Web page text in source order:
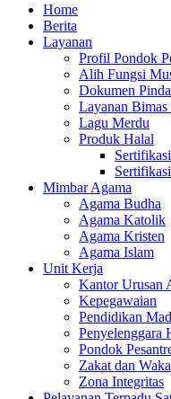
Home
Berita
Layanan
Profil Pondok
Alih Fungsi
Dokumen
Layanan Bimas
Lagu Merdu
Produk Halal
Mimbar Agama
Agama Budha
Agama Katolik
Agama Kristen
Agama Islam
Unit Kerja
Kantor Urusan
Kepegawaian
Pendidikan
Penyelenggara
Pondok
Zakat dan
Zona Integritas